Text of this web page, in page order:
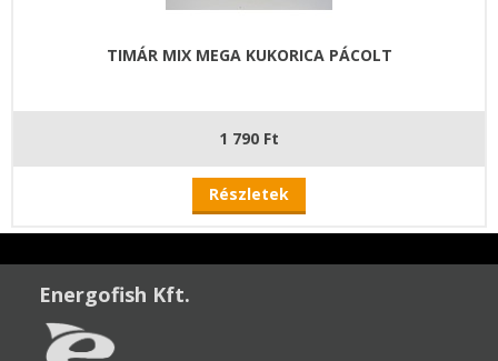
TIMÁR MIX MEGA KUKORICA PÁCOLT
1 790 Ft
Részletek
Energofish Kft.